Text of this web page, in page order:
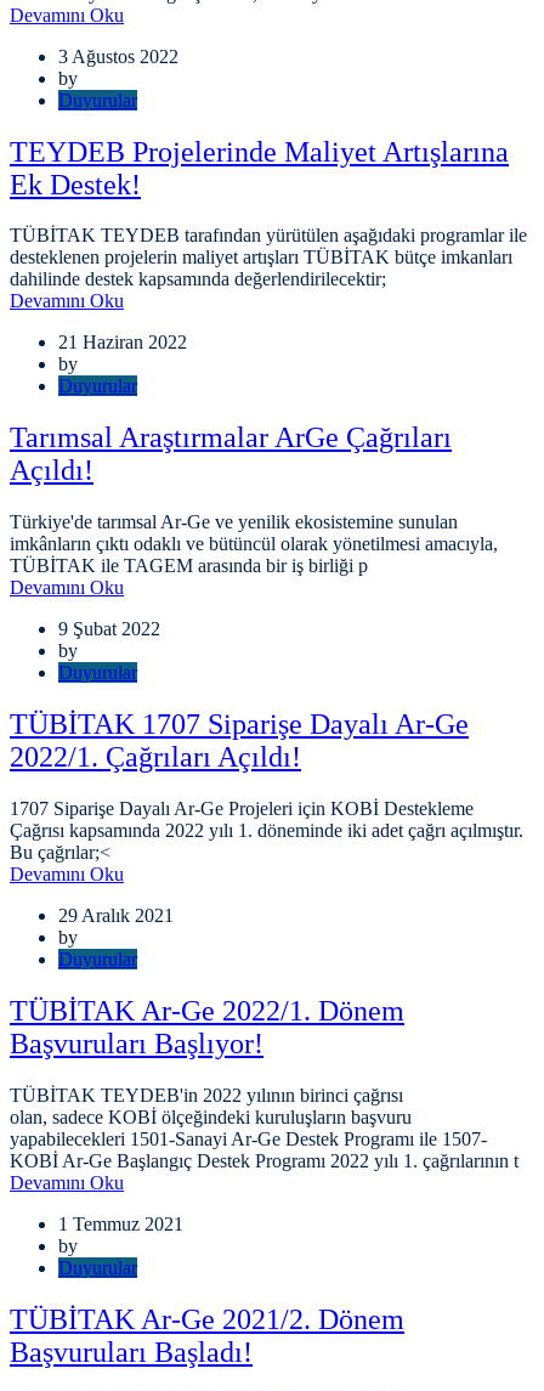
Devamını Oku
3 Ağustos 2022
by
Duyurular
TEYDEB Projelerinde Maliyet Artışlarına
Ek Destek!
TÜBİTAK TEYDEB tarafından yürütülen aşağıdaki programlar ile
desteklenen projelerin maliyet artışları TÜBİTAK bütçe imkanları
dahilinde destek kapsamında değerlendirilecektir;
Devamını Oku
21 Haziran 2022
by
Duyurular
Tarımsal Araştırmalar ArGe Çağrıları
Açıldı!
Türkiye'de tarımsal Ar-Ge ve yenilik ekosistemine sunulan
imkânların çıktı odaklı ve bütüncül olarak yönetilmesi amacıyla,
TÜBİTAK ile TAGEM arasında bir iş birliği p
Devamını Oku
9 Şubat 2022
by
Duyurular
TÜBİTAK 1707 Siparişe Dayalı Ar-Ge
2022/1. Çağrıları Açıldı!
1707 Siparişe Dayalı Ar-Ge Projeleri için KOBİ Destekleme
Çağrısı kapsamında 2022 yılı 1. döneminde iki adet çağrı açılmıştır.
Bu çağrılar;<
Devamını Oku
29 Aralık 2021
by
Duyurular
TÜBİTAK Ar-Ge 2022/1. Dönem
Başvuruları Başlıyor!
TÜBİTAK TEYDEB'in 2022 yılının birinci çağrısı
olan, sadece KOBİ ölçeğindeki kuruluşların başvuru
yapabilecekleri 1501-Sanayi Ar-Ge Destek Programı ile 1507-
KOBİ Ar-Ge Başlangıç Destek Programı 2022 yılı 1. çağrılarının t
Devamını Oku
1 Temmuz 2021
by
Duyurular
TÜBİTAK Ar-Ge 2021/2. Dönem
Başvuruları Başladı!